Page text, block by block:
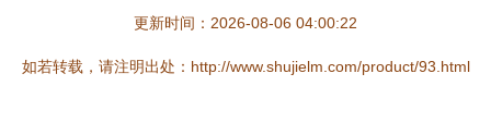
更新时间：2026-08-06 04:00:22
如若转载，请注明出处：http://www.shujielm.com/product/93.html